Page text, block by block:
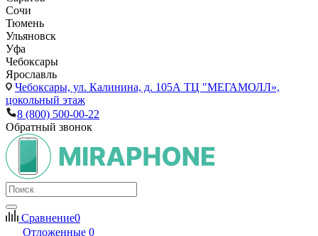
Сочи
Тюмень
Ульяновск
Уфа
Чебоксары
Ярославль
Чебоксары, ул. Калинина, д. 105А ТЦ "МЕГАМОЛЛ»,
цокольный этаж
8 (800) 500-00-22
Обратный звонок
Сравнение0
Отложенные 0